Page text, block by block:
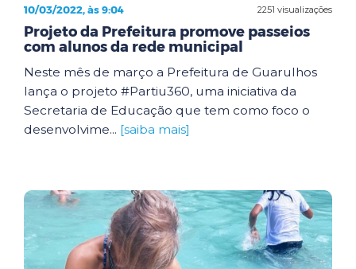
2251 visualizações
10/03/2022, às 9:04
Projeto da Prefeitura promove passeios
com alunos da rede municipal
Neste mês de março a Prefeitura de Guarulhos
lança o projeto #Partiu360, uma iniciativa da
Secretaria de Educação que tem como foco o
desenvolvime... [saiba mais]